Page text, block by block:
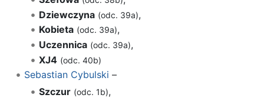
Dziewczyna (odc. 39a),
Kobieta (odc. 39a),
Uczennica (odc. 39a),
XJ4 (odc. 40b)
Sebastian Cybulski –
Szczur (odc. 1b),